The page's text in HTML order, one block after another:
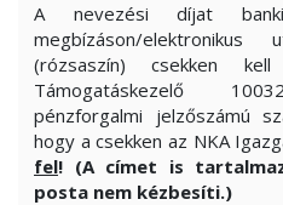
A nevezési díjat banki
megbízáson/
(rózsaszín) csekken
Támogatáskezelő
pénzforgalmi jelzőszámú
hogy a csekken az NKA
fel! (A címet is
posta nem kézbesíti.)